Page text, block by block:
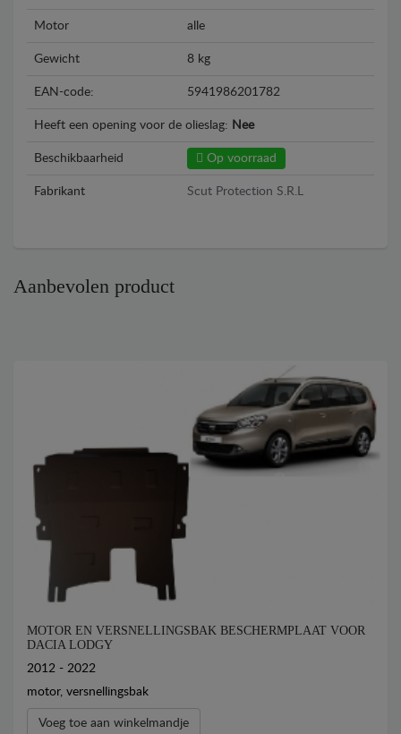
Motor alle
Gewicht 8 kg
EAN-code: 5941986201782
Heeft een opening voor de olieslag: Nee
Beschikbaarheid Op voorraad
Fabrikant Scut Protection S.R.L
Aanbevolen product
MOTOR EN VERSNELLINGSBAK BESCHERMPLAAT VOOR
DACIA LODGY
2012 - 2022
motor, versnellingsbak
Voeg toe aan winkelmandje